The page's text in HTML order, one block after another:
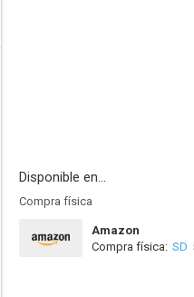
Disponible en...
Compra física
Amazon
Compra física: SD